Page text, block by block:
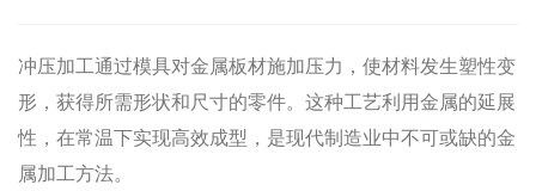
冲压加工通过模具对金属板材施加压力，使材料发生塑性变
形，获得所需形状和尺寸的零件。这种工艺利用金属的延展
性，在常温下实现高效成型，是现代制造业中不可或缺的金
属加工方法。